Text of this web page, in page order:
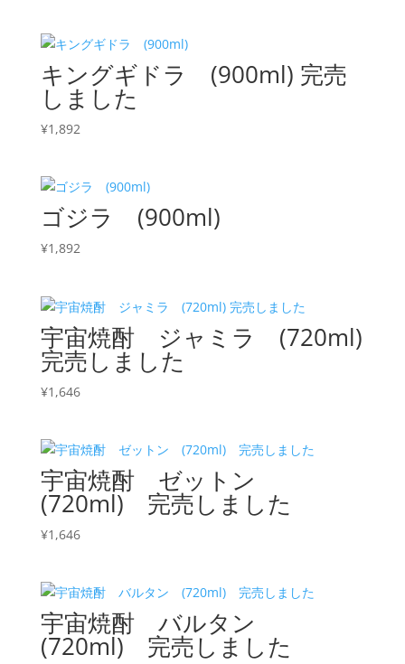
キングギドラ (900ml) 完売
しました
¥1,892
ゴジラ (900ml)
¥1,892
宇宙焼酎 ジャミラ (720ml)
完売しました
¥1,646
宇宙焼酎 ゼットン
(720ml) 完売しました
¥1,646
宇宙焼酎 バルタン
(720ml) 完売しました